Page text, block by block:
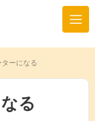
ーになる
る